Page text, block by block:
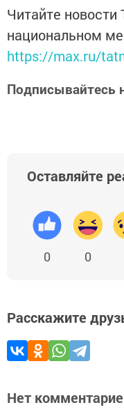
Читайте новости
национальном
https://max.ru/
Подписывайтесь
Оставляйте
0 0
Расскажите
Нет